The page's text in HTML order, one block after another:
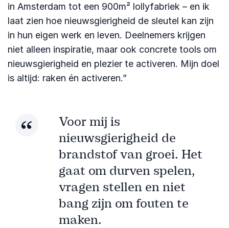
in Amsterdam tot een 900m² lollyfabriek – en ik
laat zien hoe nieuwsgierigheid de sleutel kan zijn
in hun eigen werk en leven. Deelnemers krijgen
niet alleen inspiratie, maar ook concrete tools om
nieuwsgierigheid en plezier te activeren. Mijn doel
is altijd: raken én activeren.”
Voor mij is
nieuwsgierigheid de
brandstof van groei. Het
gaat om durven spelen,
vragen stellen en niet
bang zijn om fouten te
maken.